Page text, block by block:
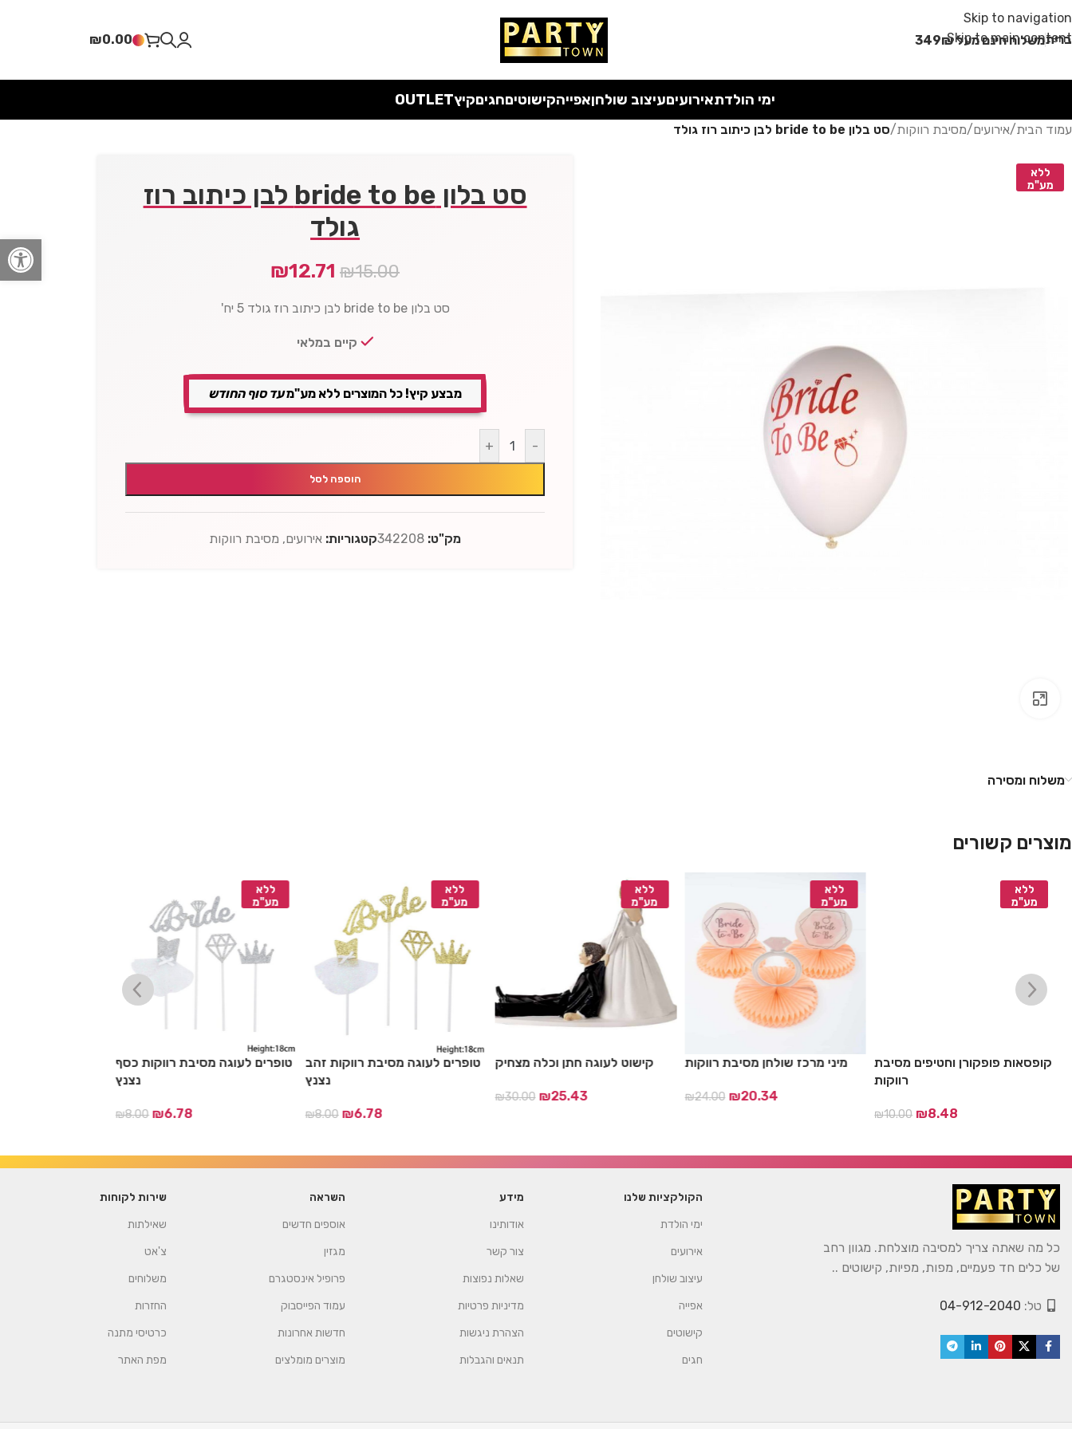
פתח
Skip to navigation
Skip to main content
מבצע קיץ! כל המוצרים ללא מע"מעד סוף החודש
משלוח חינם מעל 349₪ ₪0.00
ימי הולדתאירועיםעיצוב שולחןאפייהקישוטיםחגיםקיץOUTLET
עמוד הבית/אירועים/מסיבת רווקות/סט בלון bride to be לבן כיתוב רוז גולד
ללא
מע"מ
סט בלון bride to be לבן כיתוב רוז
גולד
₪15.00
₪12.71
סט בלון bride to be לבן כיתוב רוז גולד 5 יח'
קיים במלאי
מבצע קיץ! כל המוצרים ללא מע"מעד סוף החודש
-
+
הוספה לסל
מק"ט: 342208קטגוריות: אירועים, מסיבת רווקות
משלוח ומסירה
מוצרים קשורים
ללא
מע"מ
טופרים לעוגה מסיבת רווקות כסף
נצנץ
₪8.00 ₪6.78
ללא
מע"מ
טופרים לעוגה מסיבת רווקות זהב
נצנץ
₪8.00 ₪6.78
ללא
מע"מ
קישוט לעוגה חתן וכלה מצחיק
₪30.00 ₪25.43
ללא
מע"מ
מיני מרכז שולחן מסיבת רווקות
₪24.00 ₪20.34
ללא
מע"מ
קופסאות פופקורן וחטיפים מסיבת
רווקות
₪10.00 ₪8.48
כל מה שאתה צריך למסיבה מוצלחת. מגוון רחב
של כלים חד פעמיים, מפות, מפיות, קישוטים ..
טל: 04-912-2040
הקולקציות שלנו
ימי הולדת
אירועים
עיצוב שולחן
אפייה
קישוטים
חגים
מידע
אודותינו
צור קשר
שאלות נפוצות
מדיניות פרטיות
הצהרת ניגשות
תנאים והגבלות
השראה
אוספים חדשים
מגזין
פרופיל אינסטגרם
עמוד הפייסבוק
חדשות אחרונות
מוצרים מומלצים
שירות לקוחות
שאילתות
צ'אט
משלוחים
החזרות
כרטיסי מתנה
מפת האתר